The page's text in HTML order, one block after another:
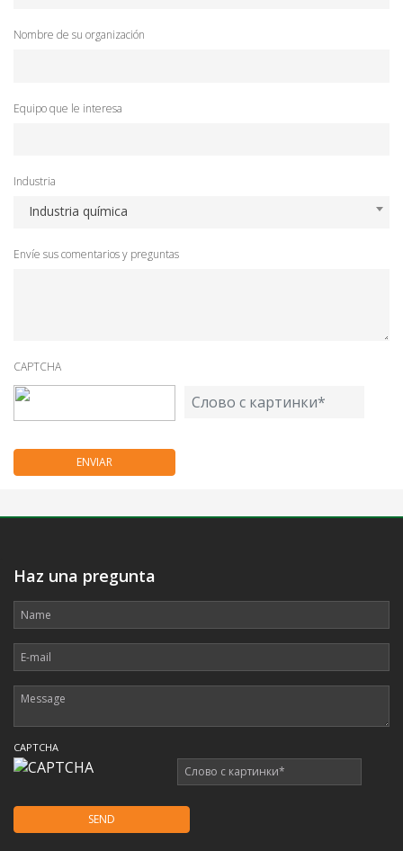
Nombre de su organización
Equipo que le interesa
Industria
Industria química
Envíe sus comentarios y preguntas
CAPTCHA
Haz una pregunta
CAPTCHA